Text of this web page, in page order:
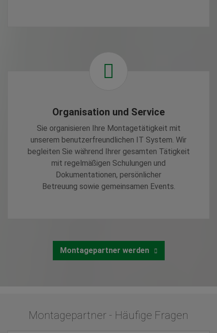
Organisation und Service
Sie organisieren Ihre Montagetätigkeit mit
unserem benutzerfreundlichen IT System. Wir
begleiten Sie während Ihrer gesamten Tätigkeit
mit regelmäßigen Schulungen und
Dokumentationen, persönlicher
Betreuung sowie gemeinsamen Events.
Montagepartner werden
Montagepartner - Häufige Fragen